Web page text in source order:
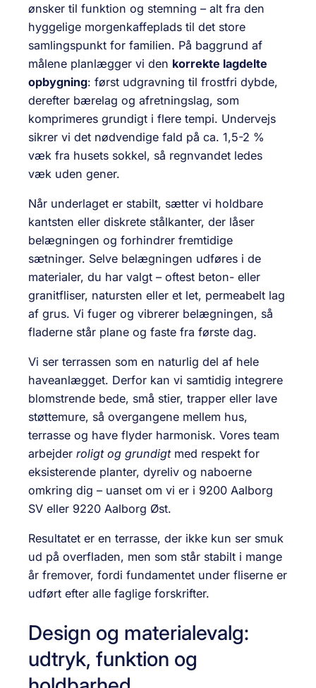
ønsker til funktion og stemning – alt fra den
hyggelige morgenkaffeplads til det store
samlingspunkt for familien. På baggrund af
målene planlægger vi den korrekte lagdelte
opbygning: først udgravning til frostfri dybde,
derefter bærelag og afretningslag, som
komprimeres grundigt i flere tempi. Undervejs
sikrer vi det nødvendige fald på ca. 1,5-2 %
væk fra husets sokkel, så regnvandet ledes
væk uden gener.
Når underlaget er stabilt, sætter vi holdbare
kantsten eller diskrete stålkanter, der låser
belægningen og forhindrer fremtidige
sætninger. Selve belægningen udføres i de
materialer, du har valgt – oftest beton- eller
granitfliser, natursten eller et let, permeabelt lag
af grus. Vi fuger og vibrerer belægningen, så
fladerne står plane og faste fra første dag.
Vi ser terrassen som en naturlig del af hele
haveanlægget. Derfor kan vi samtidig integrere
blomstrende bede, små stier, trapper eller lave
støttemure, så overgangene mellem hus,
terrasse og have flyder harmonisk. Vores team
arbejder roligt og grundigtmed respekt for
eksisterende planter, dyreliv og naboerne
omkring dig – uanset om vi er i 9200 Aalborg
SV eller 9220 Aalborg Øst.
Resultatet er en terrasse, der ikke kun ser smuk
ud på overfladen, men som står stabilt i mange
år fremover, fordi fundamentet under fliserne er
udført efter alle faglige forskrifter.
Design og materialevalg:
udtryk, funktion og